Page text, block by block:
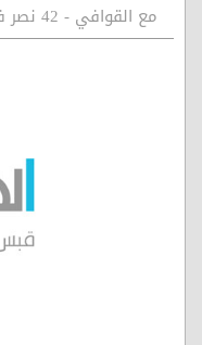
مع القوافي - 42 نصر فلسطين ج 2